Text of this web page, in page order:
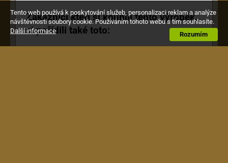
Zákazníci kteří si koupili tento výrobek,
si pořídili také toto:
Tento web používá k poskytování služeb, personalizaci reklam a analýze
návštěvnosti soubory cookie. Používáním tohoto webu s tím souhlasíte.
Rozumím
Další informace